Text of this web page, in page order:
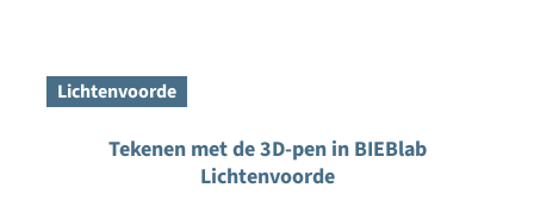
Lichtenvoorde
Tekenen met de 3D-pen in BIEBlab
Lichtenvoorde